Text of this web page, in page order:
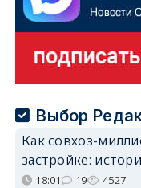
Выбор
Как совхоз-
застройке:
18:01 19 4527